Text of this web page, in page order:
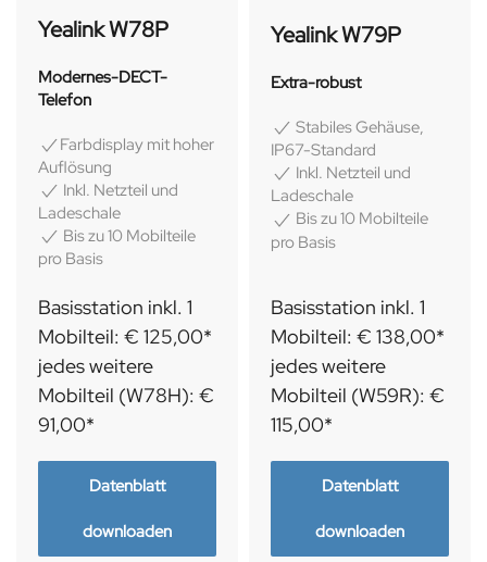
Yealink W78P
Modernes-DECT-
Telefon
Farbdisplay mit hoher
Auflösung
Inkl. Netzteil und
Ladeschale
Bis zu 10 Mobilteile
pro Basis
Basisstation inkl. 1
Mobilteil: € 125,00*
jedes weitere
Mobilteil (W78H): €
91,00*
Datenblatt
downloaden
Yealink W79P
Extra-robust
Stabiles Gehäuse,
IP67-Standard
Inkl. Netzteil und
Ladeschale
Bis zu 10 Mobilteile
pro Basis
Basisstation inkl. 1
Mobilteil: € 138,00*
jedes weitere
Mobilteil (W59R): €
115,00*
Datenblatt
downloaden